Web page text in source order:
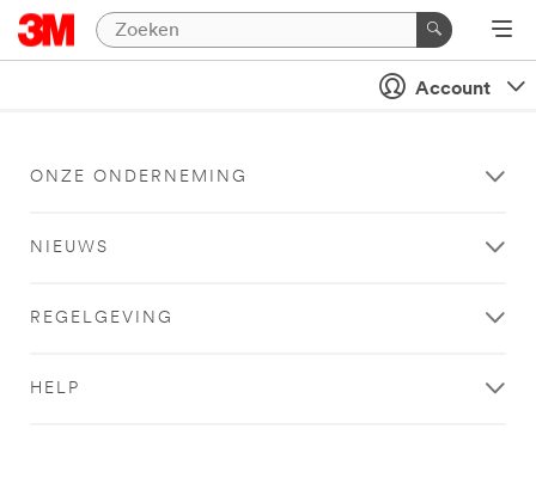
Account
ONZE ONDERNEMING
NIEUWS
REGELGEVING
HELP